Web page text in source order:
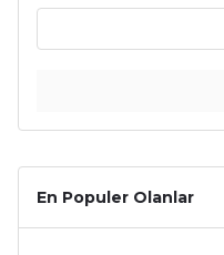
En Populer Olanlar